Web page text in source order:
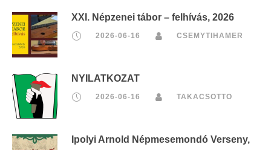
XXI. Népzenei tábor – felhívás, 2026
2026-06-16 CSEMYTIHAMER
NYILATKOZAT
2026-06-16 TAKACSOTTO
Ipolyi Arnold Népmesemondó Verseny,